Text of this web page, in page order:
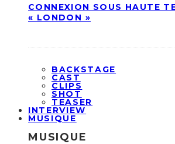
CONNEXION SOUS HAUTE
« LONDON »
BACKSTAGE
CAST
CLIPS
SHOT
TEASER
INTERVIEW
MUSIQUE
MUSIQUE